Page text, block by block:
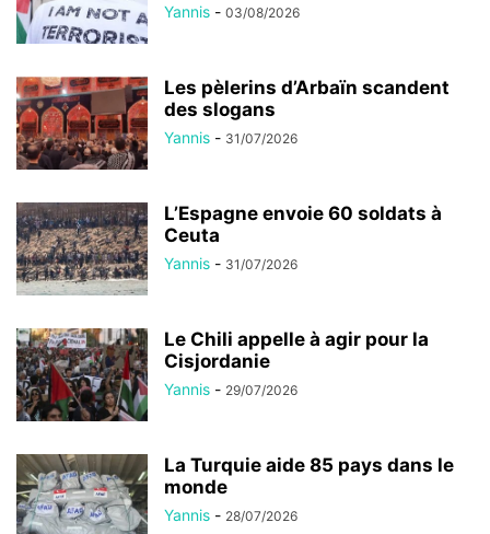
Yannis - 03/08/2026
Les pèlerins d’Arbaïn scandent
des slogans
Yannis - 31/07/2026
L’Espagne envoie 60 soldats à
Ceuta
Yannis - 31/07/2026
Le Chili appelle à agir pour la
Cisjordanie
Yannis - 29/07/2026
La Turquie aide 85 pays dans le
monde
Yannis - 28/07/2026